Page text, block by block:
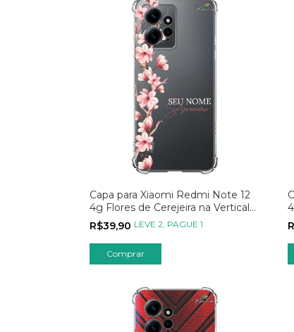
Capa para Xiaomi Redmi Note 12
4g Flores de Cerejeira na Vertical
Transparente
R$39,90 LEVE 2, PAGUE 1
Comprar